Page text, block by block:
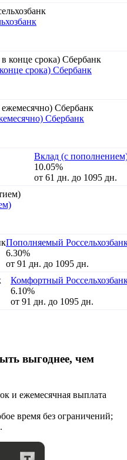
срока) Сбербанк
Сбербанк
Вклад (с
10.05%
от 61 дн. до 1095 дн.
Пополняемый
6.30%
от 91 дн. до 1095 дн.
Комфортный
6.10%
от 91 дн. до 1095 дн.
выгоднее, чем
и ежемесячная выплата
время без ограничений;